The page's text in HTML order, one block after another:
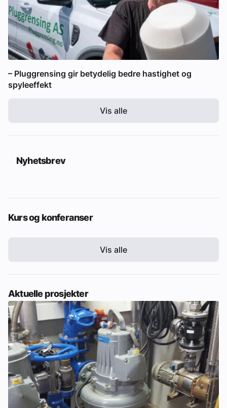
– Pluggrensing gir betydelig bedre hastighet og
spyleeffekt
Vis alle
Nyhetsbrev
Kurs og konferanser
Vis alle
Aktuelle prosjekter